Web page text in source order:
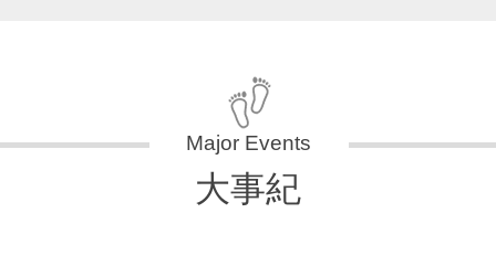
大事紀